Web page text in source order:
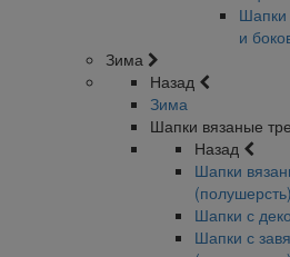
Шапки
и
Зима
Назад
Зима
Шапки вязаные
Назад
Шапки
(полушерсть)
Шапки с
Шапки с